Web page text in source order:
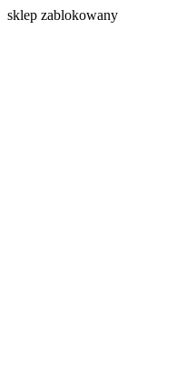
sklep zablokowany